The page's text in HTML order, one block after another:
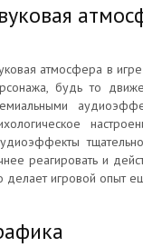
атмосфера в
будь то
реагировать и
делает игровой опыт